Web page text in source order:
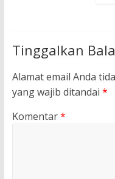
Tinggalkan
Alamat email Anda
yang wajib ditandai *
Komentar*